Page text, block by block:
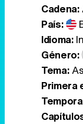
Cadena:
País:
Idioma:
Género:
Tema:
Primera